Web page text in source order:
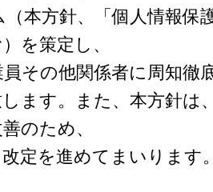
本方針、「個人情報保
を策定し、
その他関係者に周知徹
ます。また、本方針は
のため、
定を進めてまいります